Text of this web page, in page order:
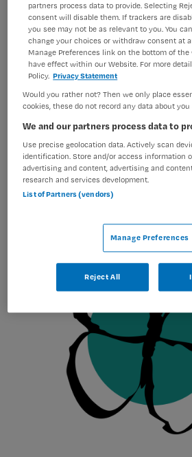
ERVARING
Ervaren Fulltime
Vacature niet
Deze vacature Verpleegkundige HIC
Altrecht is niet meer actueel.
vergelijkbare vacatures die voor u
zijn.
partners process data to provide. Selecting
consent will disable them. If trackers are
you see may not be as relevant to you. You
change your choices or withdraw consent at
Manage Preferences link on the bottom of the
have effect within our Website. For more
Policy. Privacy Statement
Would you rather not? Then we only place
cookies, these do not record any data about you
We and our partners process data to
Use precise geolocation data. Actively scan
identification. Store and/or access information
advertising and content, advertising and
research and services development.
List of Partners (vendors)
Manage Preferences
Reject All